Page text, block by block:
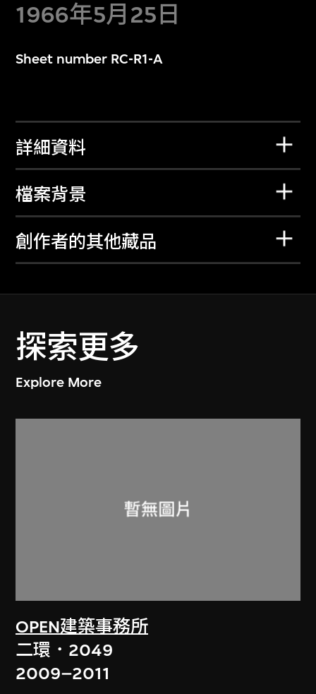
1966年5月25日
Sheet number RC-R1-A
詳細資料
檔案背景
創作者的其他藏品
探索更多
Explore More
OPEN建築事務所
二環．2049
2009–2011